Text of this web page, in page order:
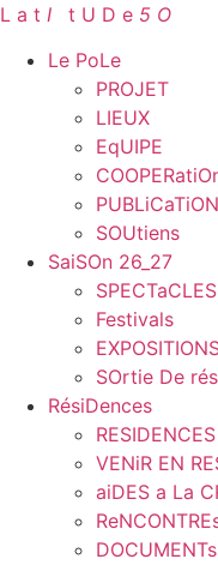
Aller
contenu
L a t I t U D e 5 O
Le PoLe
PROJET
LIEUX
EqUIPE
SOUtiens
SaiSOn 26_27
SPECTaCLES
Festivals
SOrtie De
RésiDences
VENiR EN
aiDES a La